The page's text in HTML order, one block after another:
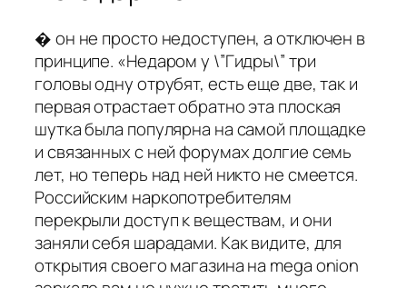
� он не просто недоступен, а отключен в
принципе. «Недаром у \”Гидры\” три
головы одну отрубят, есть еще две, так и
первая отрастает обратно эта плоская
шутка была популярна на самой площадке
и связанных с ней форумах долгие семь
лет, но теперь над ней никто не смеется.
Российским наркопотребителям
перекрыли доступ к веществам, и они
заняли себя шарадами. Как видите, для
открытия своего магазина на mega onion